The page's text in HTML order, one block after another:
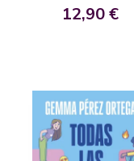
12,90 €